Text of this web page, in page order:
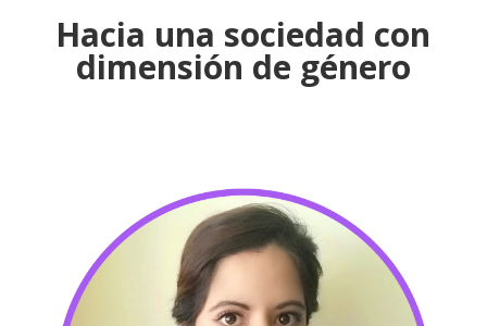
Hacia una sociedad con
dimensión de género